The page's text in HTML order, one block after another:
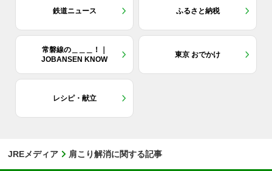
鉄道ニュース ふるさと納税
常磐線の＿＿＿！｜
JOBANSEN KNOW
東京 おでかけ
レシピ・献立
JREメディア 肩こり解消に関する記事